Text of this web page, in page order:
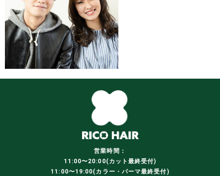
営業時間：
11:00〜20:00(カット最終受付)
11:00〜19:00(カラー・パーマ最終受付)